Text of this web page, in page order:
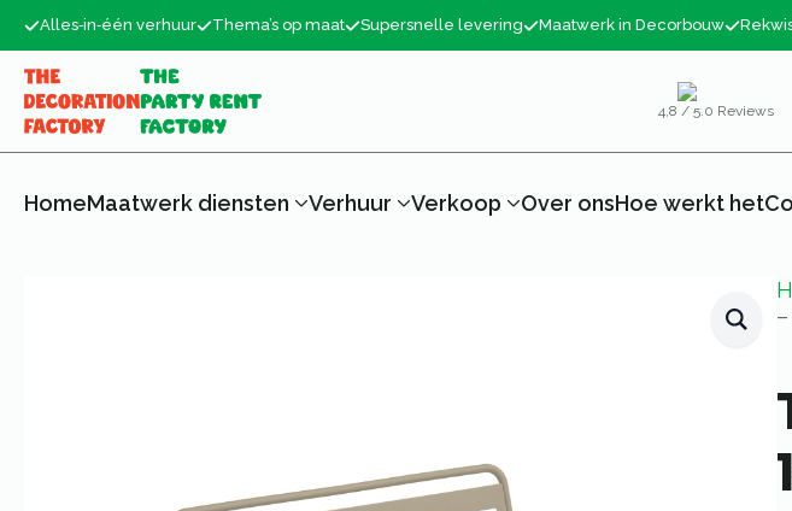
Alles‑in‑één verhuur Thema’s op maat Supersnelle levering Maatwerk in Decorbouw
4,8 / 5.0 Reviews
HomeMaatwerk diensten Verhuur Verkoop Over onsHoe werkt het